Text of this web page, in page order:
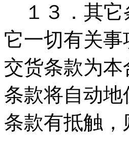
１３．其它
它一切有关
交货条款为
条款将自动
条款有抵触